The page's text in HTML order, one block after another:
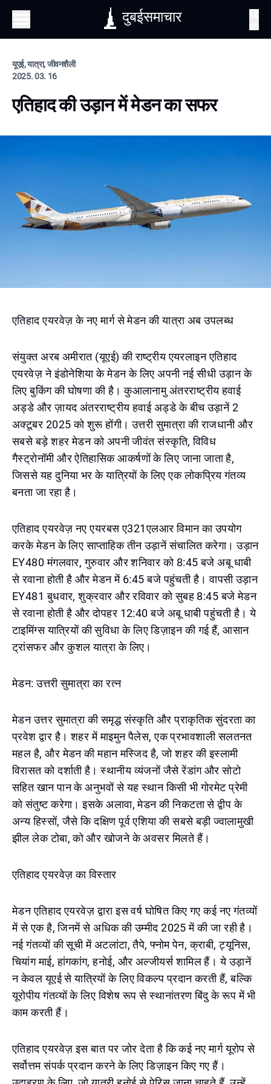
दुबईसमाचार
यूएई, यात्रा, जीवनशैली
2025. 03. 16
एतिहाद की उड़ान में मेडन का सफर
एतिहाद एयरवेज़ के नए मार्ग से मेडन की यात्रा अब उपलब्ध
संयुक्त अरब अमीरात (यूएई) की राष्ट्रीय एयरलाइन एतिहाद
एयरवेज़ ने इंडोनेशिया के मेडन के लिए अपनी नई सीधी उड़ान के
लिए बुकिंग की घोषणा की है। कुआलानामु अंतरराष्ट्रीय हवाई
अड्डे और ज़ायद अंतरराष्ट्रीय हवाई अड्डे के बीच उड़ानें 2
अक्टूबर 2025 को शुरू होंगी। उत्तरी सुमात्रा की राजधानी और
सबसे बड़े शहर मेडन को अपनी जीवंत संस्कृति, विविध
गैस्ट्रोनॉमी और ऐतिहासिक आकर्षणों के लिए जाना जाता है,
जिससे यह दुनिया भर के यात्रियों के लिए एक लोकप्रिय गंतव्य
बनता जा रहा है।
एतिहाद एयरवेज़ नए एयरबस ए321एलआर विमान का उपयोग
करके मेडन के लिए साप्ताहिक तीन उड़ानें संचालित करेगा। उड़ान
EY480 मंगलवार, गुरुवार और शनिवार को 8:45 बजे अबू धाबी
से रवाना होती है और मेडन में 6:45 बजे पहुंचती है। वापसी उड़ान
EY481 बुधवार, शुक्रवार और रविवार को सुबह 8:45 बजे मेडन
से रवाना होती है और दोपहर 12:40 बजे अबू धाबी पहुंचती है। ये
टाइमिंग्स यात्रियों की सुविधा के लिए डिज़ाइन की गई हैं, आसान
ट्रांसफर और कुशल यात्रा के लिए।
मेडन: उत्तरी सुमात्रा का रत्न
मेडन उत्तर सुमात्रा की समृद्ध संस्कृति और प्राकृतिक सुंदरता का
प्रवेश द्वार है। शहर में माइमुन पैलेस, एक प्रभावशाली सलतनत
महल है, और मेडन की महान मस्जिद है, जो शहर की इस्लामी
विरासत को दर्शाती है। स्थानीय व्यंजनों जैसे रेंडांग और सोटो
सहित खान पान के अनुभवों से यह स्थान किसी भी गोरमेट प्रेमी
को संतुष्ट करेगा। इसके अलावा, मेडन की निकटता से द्वीप के
अन्य हिस्सों, जैसे कि दक्षिण पूर्व एशिया की सबसे बड़ी ज्वालामुखी
झील लेक टोबा, को और खोजने के अवसर मिलते हैं।
एतिहाद एयरवेज़ का विस्तार
मेडन एतिहाद एयरवेज़ द्वारा इस वर्ष घोषित किए गए कई नए गंतव्यों
में से एक है, जिनमें से अधिक की उम्मीद 2025 में की जा रही है।
नई गंतव्यों की सूची में अटलांटा, तैपे, फ्नोम पेन, क्राबी, ट्यूनिस,
चियांग माई, हांगकांग, हनोई, और अल्जीयर्स शामिल हैं। ये उड़ानें
न केवल यूएई से यात्रियों के लिए विकल्प प्रदान करती हैं, बल्कि
यूरोपीय गंतव्यों के लिए विशेष रूप से स्थानांतरण बिंदु के रूप में भी
काम करती हैं।
एतिहाद एयरवेज़ इस बात पर जोर देता है कि कई नए मार्ग यूरोप से
सर्वोत्तम संपर्क प्रदान करने के लिए डिज़ाइन किए गए हैं।